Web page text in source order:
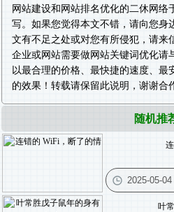
网站建设和 网站排名优化的二休网络
写。如果您觉得本文不错，请向您身
文有不足之处或对您有所侵犯，请来
企业或网站需要做网站关键词优化请
以最合理的价格、最快捷的速度、最
的效果！转载请保留此说明，谢谢合
随机推
叶